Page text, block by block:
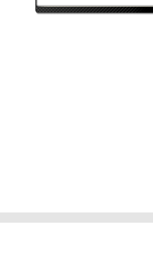
Series
8192 MB